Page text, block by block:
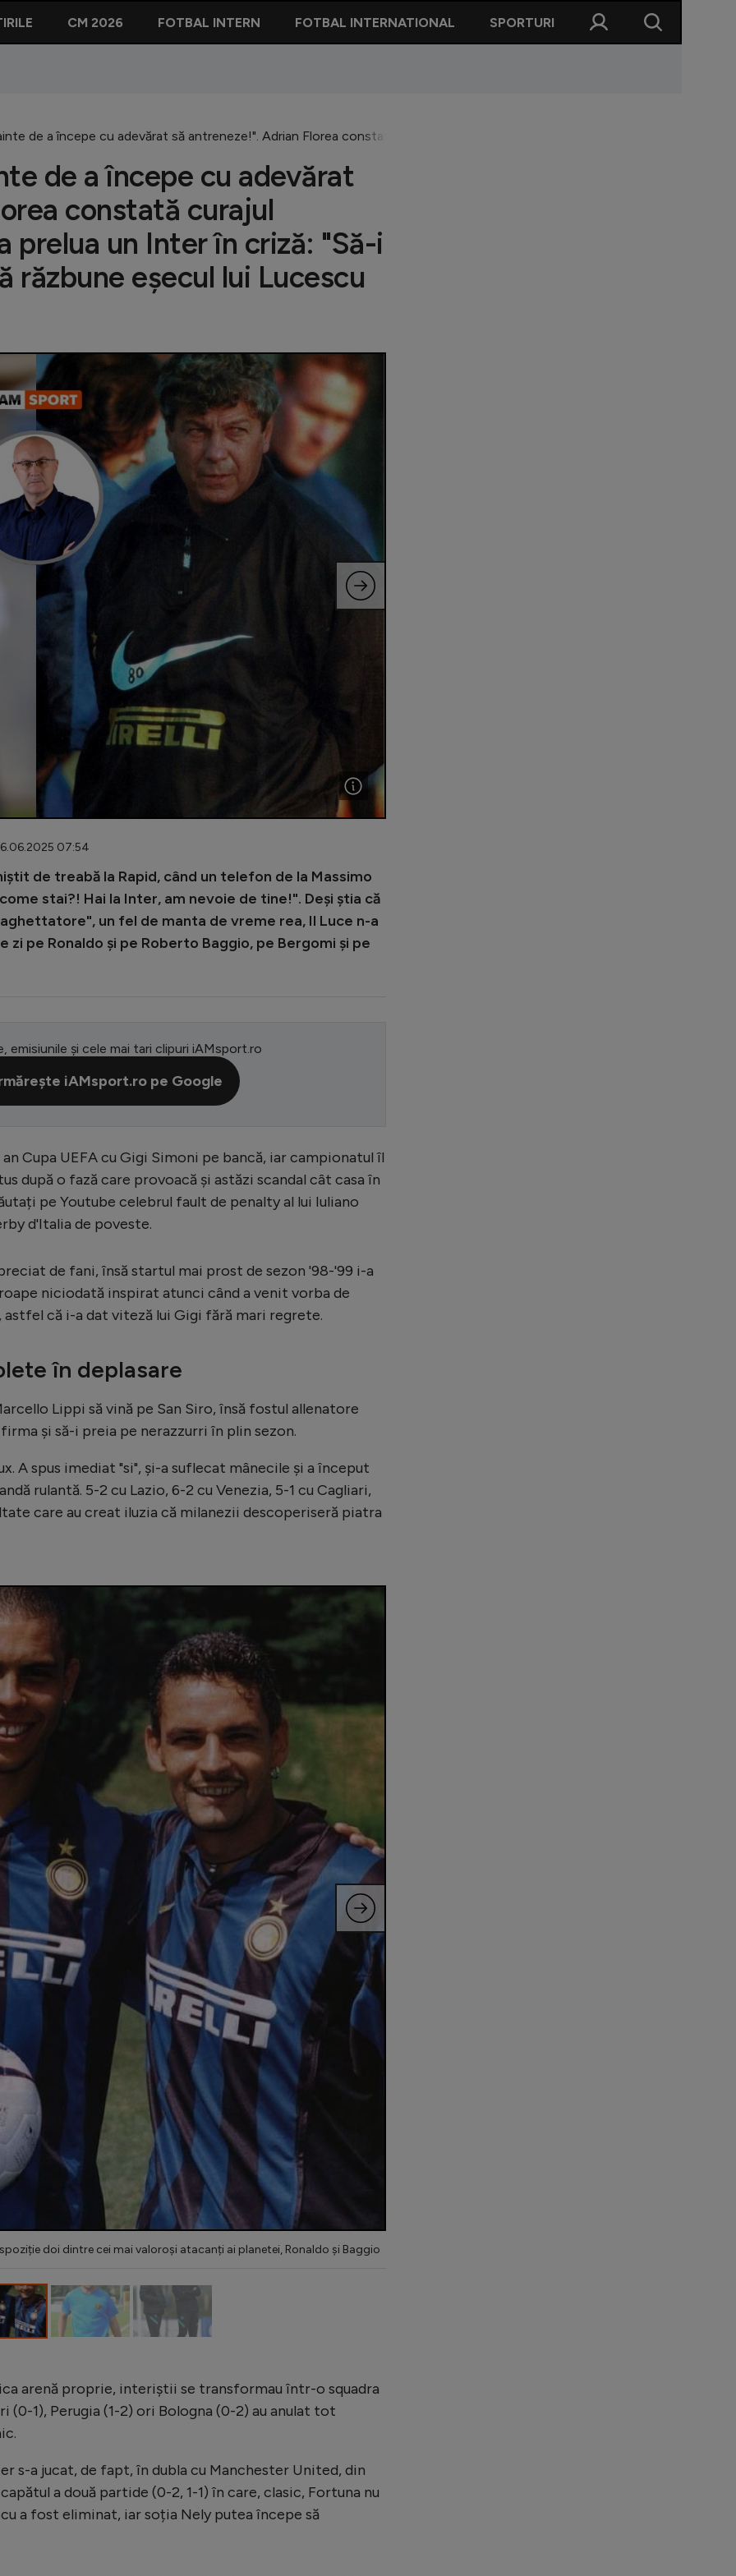
CM 2026 FOTBAL INTERN FOTBAL INTERNATIONAL SPORTURI
de a începe cu adevărat să antreneze!". Adrian Florea constată curajul fantastic al lui Chivu de a prelua un Inter în criză:
de a începe cu adevărat
constată curajul
prelua un Inter în criză: "Să-i
răzbune eșecul lui Lucescu
07:54
de treabă la Rapid, când un telefon de la Massimo
stai?! Hai la Inter, am nevoie de tine!". Deși știa că
un fel de manta de vreme rea, Il Luce n-a
pe Ronaldo și pe Roberto Baggio, pe Bergomi și pe
emisiunile și cele mai tari clipuri iAMsport.ro
iAMsport.ro pe Google
Cupa UEFA cu Gigi Simoni pe bancă, iar campionatul îl
după o fază care provoacă și astăzi scandal cât casa în
pe Youtube celebrul fault de penalty al lui Iuliano
d'Italia de poveste.
de fani, însă startul mai prost de sezon '98-'99 i-a
niciodată inspirat atunci când a venit vorba de
că i-a dat viteză lui Gigi fără mari regrete.
în deplasare
Lippi să vină pe San Siro, însă fostul allenatore
și să-i preia pe nerazzurri în plin sezon.
A spus imediat "si", și-a suflecat mânecile și a început
rulantă. 5-2 cu Lazio, 6-2 cu Venezia, 5-1 cu Cagliari,
care au creat iluzia că milanezii descoperiseră piatra
doi dintre cei mai valoroși atacanți ai planetei, Ronaldo și Baggio
arenă proprie, interiștii se transformau într-o squadra
(0-1), Perugia (1-2) ori Bologna (0-2) au anulat tot
s-a jucat, de fapt, în dubla cu Manchester United, din
a două partide (0-2, 1-1) în care, clasic, Fortuna nu
a fost eliminat, iar soția Nely putea începe să